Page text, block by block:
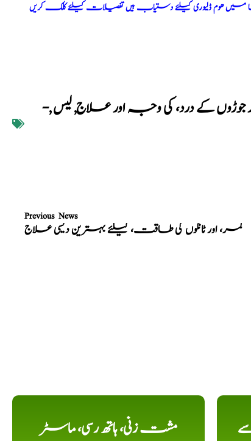
میں ھوم ڈلیوری کیلئے دستیاب ہیں تفصیلات کیلئے کلک کریں
-, جوڑوں کے درد، کی وجہ اور علاج,لیس
Previous News
کمر، اور ٹانگوں کی طاقت، کیلئے بہترین دیسی علاج
مشت زنی، ہاتھ رسی، ماسٹر